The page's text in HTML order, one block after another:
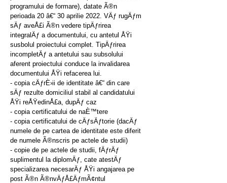
programului de formare), datate Ã®n
perioada 20 â€“ 30 aprilie 2022. VÄƒ rugÄƒm
sÄƒ aveÅ£i Ã®n vedere tipÄƒrirea
integralÄƒ a documentului, cu antetul ÅŸi
susbolul proiectului complet. TipÄƒrirea
incompletÄƒ a antetului sau subsolului
aferent proiectului conduce la invalidarea
documentului ÅŸi refacerea lui.
- copia cÄƒrÈ›ii de identitate â€“ din care
sÄƒ rezulte domiciliul stabil al candidatului
ÅŸi reÅŸedinÅ£a, dupÄƒ caz
- copia certificatului de naÈ™tere
- copia certificatului de cÄƒsÄƒtorie (dacÄƒ
numele de pe cartea de identitate este diferit
de numele Ã®nscris pe actele de studii)
- copie de pe actele de studii, fÄƒrÄƒ
suplimentul la diplomÄƒ, cate atestÄƒ
specializarea necesarÄƒ ÅŸi angajarea pe
post Ã®n Ã®nvÄƒÅ£ÄƒmÃ¢ntul